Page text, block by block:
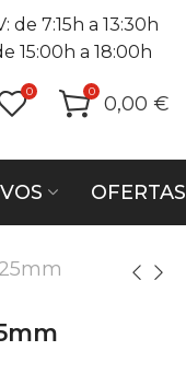
de 7:15h a 13:30h
15:00h a 18:00h
0 0
0,00 €
OFERTAS